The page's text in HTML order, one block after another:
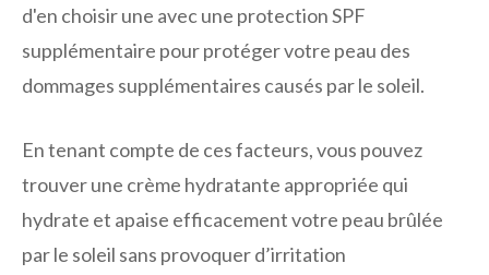
d'en choisir une avec une protection SPF
supplémentaire pour protéger votre peau des
dommages supplémentaires causés par le soleil.
En tenant compte de ces facteurs, vous pouvez
trouver une crème hydratante appropriée qui
hydrate et apaise efficacement votre peau brûlée
par le soleil sans provoquer d’irritation